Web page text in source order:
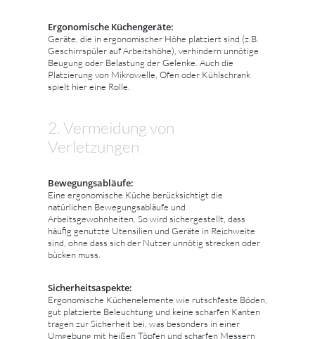
Ergonomische Küchengeräte:
Geräte, die in ergonomischer Höhe platziert sind (z.B.
Geschirrspüler auf Arbeitshöhe), verhindern unnötige
Beugung oder Belastung der Gelenke. Auch die
Platzierung von Mikrowelle, Ofen oder Kühlschrank
spielt hier eine Rolle.
2. Vermeidung von
Verletzungen
Bewegungsabläufe:
Eine ergonomische Küche berücksichtigt die
natürlichen Bewegungsabläufe und
Arbeitsgewohnheiten. So wird sichergestellt, dass
häufig genutzte Utensilien und Geräte in Reichweite
sind, ohne dass sich der Nutzer unnötig strecken oder
bücken muss.
Sicherheitsaspekte:
Ergonomische Küchenelemente wie rutschfeste Böden,
gut platzierte Beleuchtung und keine scharfen Kanten
tragen zur Sicherheit bei, was besonders in einer
Umgebung mit heißen Töpfen und scharfen Messern